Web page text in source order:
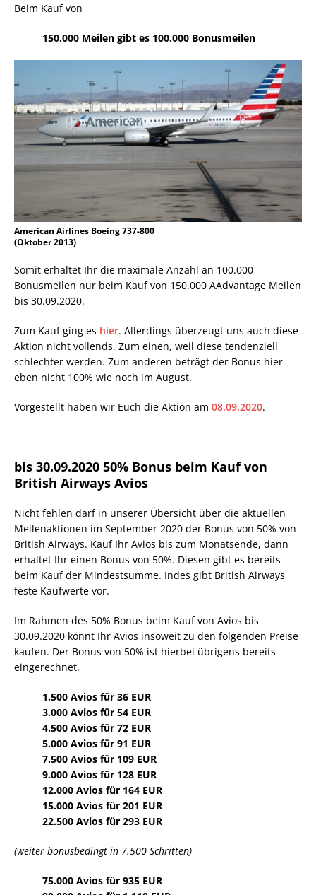
Beim Kauf von
150.000 Meilen gibt es 100.000 Bonusmeilen
American Airlines Boeing 737-800
(Oktober 2013)
Somit erhaltet Ihr die maximale Anzahl an 100.000
Bonusmeilen nur beim Kauf von 150.000 AAdvantage Meilen
bis 30.09.2020.
Zum Kauf ging es hier. Allerdings überzeugt uns auch diese
Aktion nicht vollends. Zum einen, weil diese tendenziell
schlechter werden. Zum anderen beträgt der Bonus hier
eben nicht 100% wie noch im August.
Vorgestellt haben wir Euch die Aktion am 08.09.2020.
bis 30.09.2020 50% Bonus beim Kauf von
British Airways Avios
Nicht fehlen darf in unserer Übersicht über die aktuellen
Meilenaktionen im September 2020 der Bonus von 50% von
British Airways. Kauf Ihr Avios bis zum Monatsende, dann
erhaltet Ihr einen Bonus von 50%. Diesen gibt es bereits
beim Kauf der Mindestsumme. Indes gibt British Airways
feste Kaufwerte vor.
Im Rahmen des 50% Bonus beim Kauf von Avios bis
30.09.2020 könnt Ihr Avios insoweit zu den folgenden Preise
kaufen. Der Bonus von 50% ist hierbei übrigens bereits
eingerechnet.
1.500 Avios für 36 EUR
3.000 Avios für 54 EUR
4.500 Avios für 72 EUR
5.000 Avios für 91 EUR
7.500 Avios für 109 EUR
9.000 Avios für 128 EUR
12.000 Avios für 164 EUR
15.000 Avios für 201 EUR
22.500 Avios für 293 EUR
(weiter bonusbedingt in 7.500 Schritten)
75.000 Avios für 935 EUR